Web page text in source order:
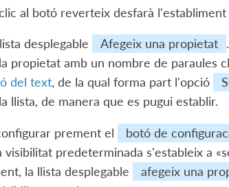
al botó reverteix desfarà
desplegable Afegeix una propietat
propietat amb un nombre de paraules
del text, de la qual forma part l'opció
llista, de manera que es pugui establir.
prement el botó de
visibilitat predeterminada s'estableix a
la llista desplegable
afegeix una